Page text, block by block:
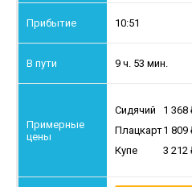
10:51
9 ч. 53 мин.
Сидячий
1 368
Плацкарт1 809
Купе
3 212